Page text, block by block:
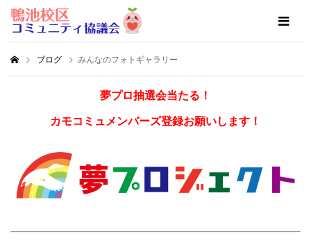
ブログ みんなのフォトギャラリー
夢プロ抽選会当たる！
カモコミュメンバーズ登録お願いします！